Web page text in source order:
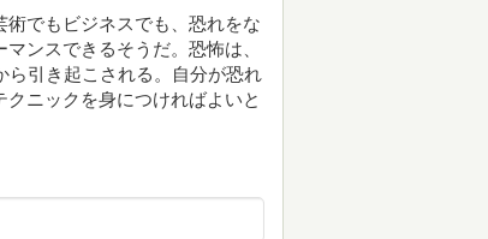
でもビジネスでも、恐れをな
ンスできるそうだ。恐怖は、
ら引き起こされる。自分が恐れ
ニックを身につければよいと